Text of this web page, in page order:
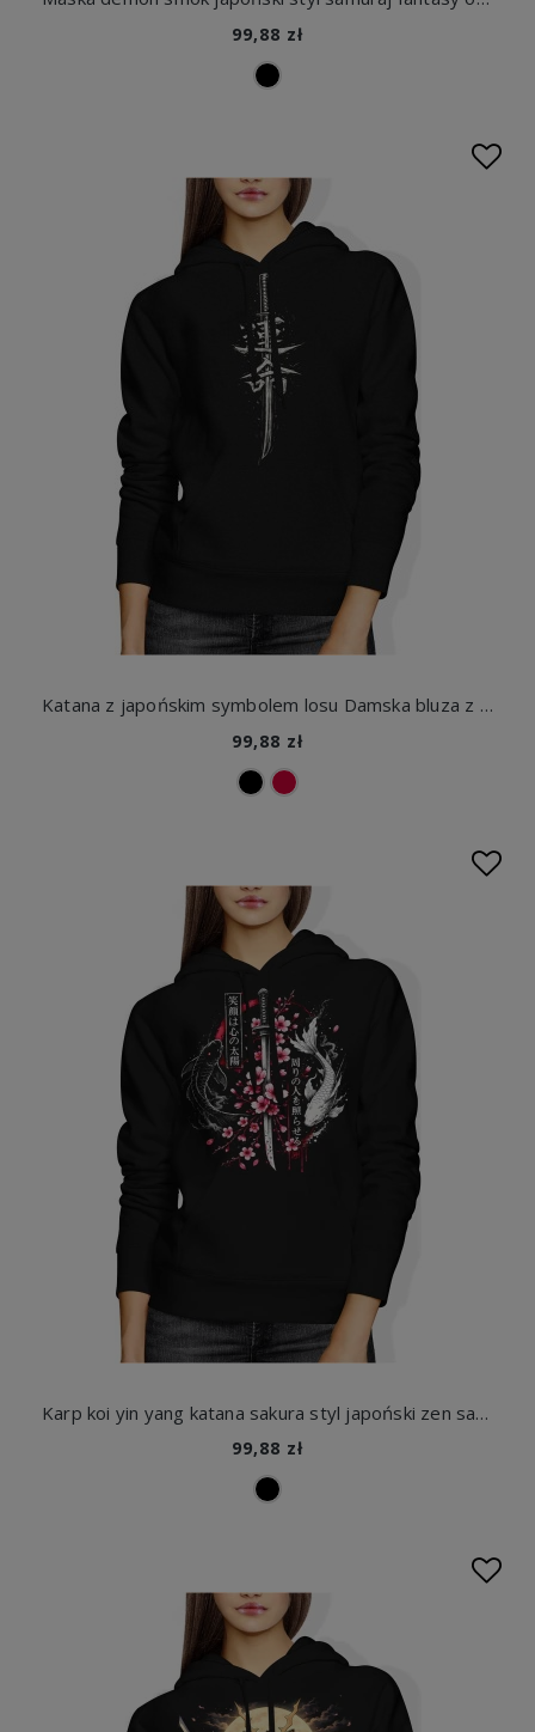
99,88 zł
Katana z japońskim symbolem losu Damska bluza z kapturem
99,88 zł
Karp koi yin yang katana sakura styl japoński zen samuraj ryba koi orientalny motyw Japonia Damska bluza z kapturem
99,88 zł